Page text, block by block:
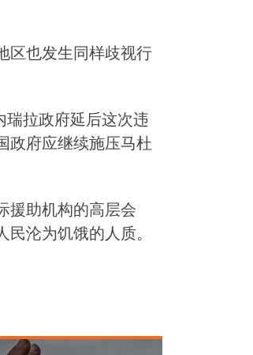
区也发生同样歧视行
瑞拉政府延后这次违
政府应继续施压马杜
援助机构的高层会
沦为饥饿的人质。